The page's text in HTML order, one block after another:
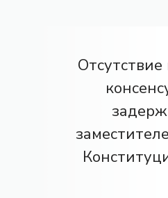
Отсутствие